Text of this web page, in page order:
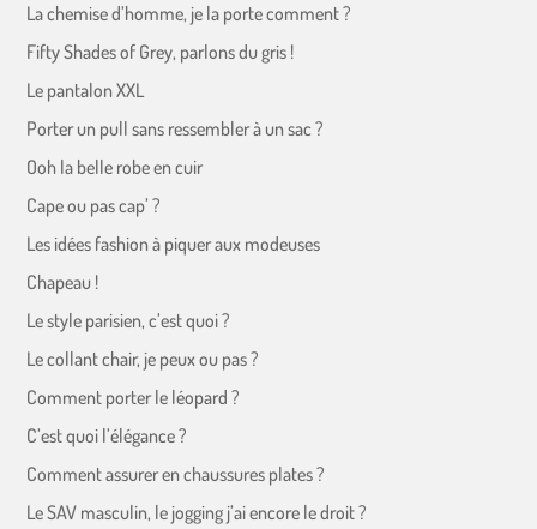
La chemise d’homme, je la porte comment ?
Fifty Shades of Grey, parlons du gris !
Le pantalon XXL
Porter un pull sans ressembler à un sac ?
Ooh la belle robe en cuir
Cape ou pas cap’ ?
Les idées fashion à piquer aux modeuses
Chapeau !
Le style parisien, c’est quoi ?
Le collant chair, je peux ou pas ?
Comment porter le léopard ?
C’est quoi l’élégance ?
Comment assurer en chaussures plates ?
Le SAV masculin, le jogging j’ai encore le droit ?